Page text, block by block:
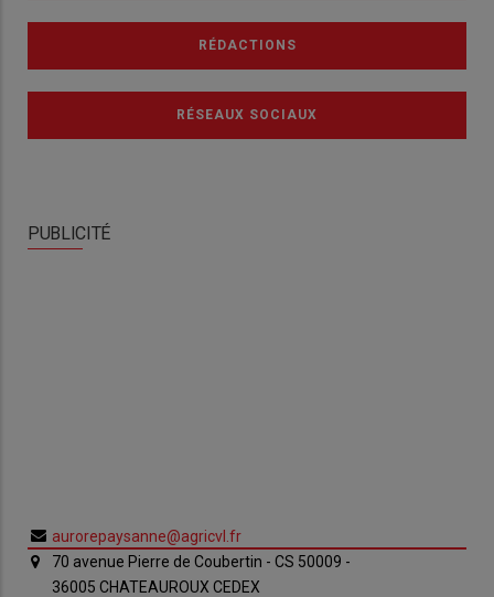
RÉDACTIONS
RÉSEAUX SOCIAUX
PUBLICITÉ
aurorepaysanne@agricvl.fr
70 avenue Pierre de Coubertin - CS 50009 -
36005 CHATEAUROUX CEDEX